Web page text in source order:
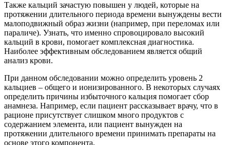
Также кальций зачастую повышен у людей, которые на
протяжении длительного периода времени вынуждены вести
малоподвижный образ жизни (например, при переломах или
параличе). Узнать, что именно спровоцировало высокий
кальций в крови, помогает комплексная диагностика.
Наиболее эффективным обследованием является общий
анализ крови.
При данном обследовании можно определить уровень 2
кальциев – общего и ионизированного. В некоторых случаях
определить причины избыточного кальция помогает сбор
анамнеза. Например, если пациент рассказывает врачу, что в
рационе присутствует слишком много продуктов с
содержанием элемента, или пациент вынужден на
протяжении длительного времени принимать препараты на
основе этого компонента.